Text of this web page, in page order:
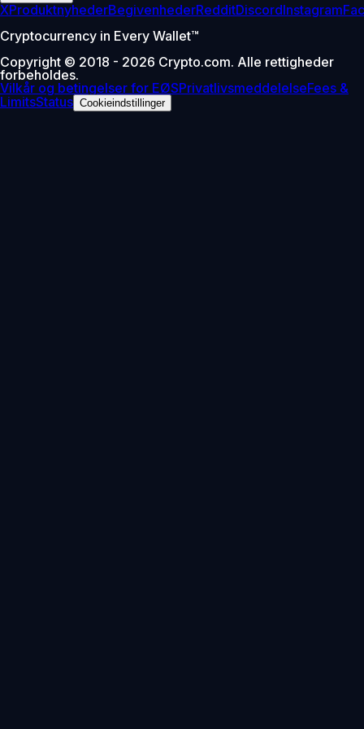
XProduktnyhederBegivenhederRedditDiscordInstagram
Cryptocurrency in Every Wallet™
Copyright © 2018 - 2026 Crypto.com. Alle rettigheder
forbeholdes.
Vilkår og betingelser for EØSPrivatlivsmeddelelseFees &
LimitsStatus Cookieindstillinger